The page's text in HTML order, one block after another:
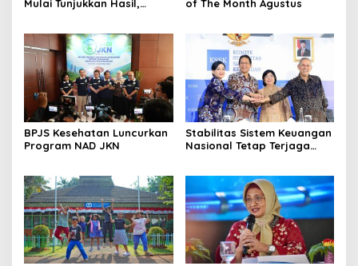
Mulai Tunjukkan Hasil,
Infrastruktur Digital
Nasional
of The Month Agustus
BPJS Kesehatan Luncurkan
Program NAD JKN
Stabilitas Sistem Keuangan
Nasional Tetap Terjaga
Antrarototitas